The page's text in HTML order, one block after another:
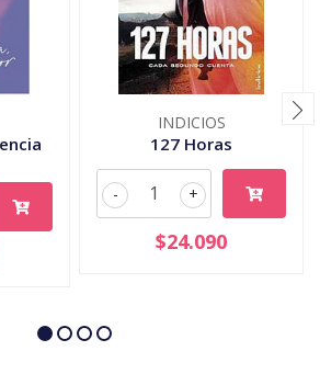
INDICIOS
127 Horas
+
-
$24.090